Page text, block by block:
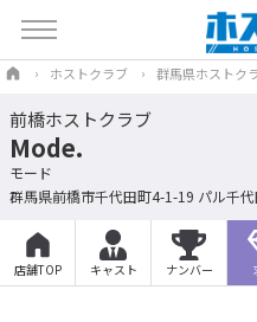
ホストクラブ 群馬県ホストク
前橋ホストクラブ
Mode.
モード
群馬県前橋市千代田町4-1-19 パル千
店舗TOP キャスト ナンバー